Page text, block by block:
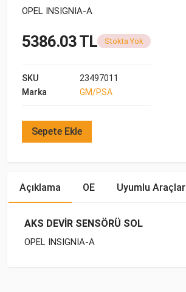
OPEL INSIGNIA-A
5386.03 TL Stokta Yok
SKU
23497011
Marka
GM/PSA
Sepete Ekle
Açıklama OE Uyumlu Araçlar
AKS DEVİR SENSÖRÜ SOL
OPEL INSIGNIA-A